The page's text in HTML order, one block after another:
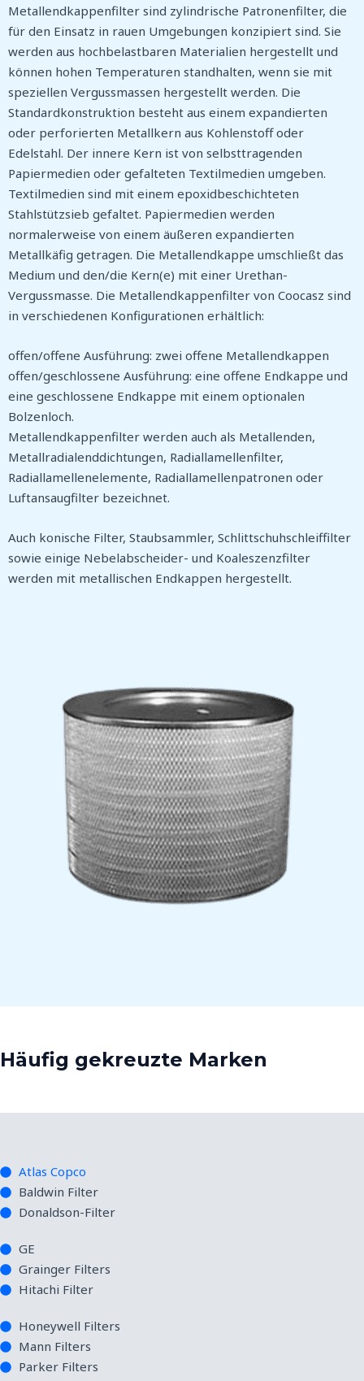
Metallendkappenfilter sind zylindrische Patronenfilter, die
für den Einsatz in rauen Umgebungen konzipiert sind. Sie
werden aus hochbelastbaren Materialien hergestellt und
können hohen Temperaturen standhalten, wenn sie mit
speziellen Vergussmassen hergestellt werden. Die
Standardkonstruktion besteht aus einem expandierten
oder perforierten Metallkern aus Kohlenstoff oder
Edelstahl. Der innere Kern ist von selbsttragenden
Papiermedien oder gefalteten Textilmedien umgeben.
Textilmedien sind mit einem epoxidbeschichteten
Stahlstützsieb gefaltet. Papiermedien werden
normalerweise von einem äußeren expandierten
Metallkäfig getragen. Die Metallendkappe umschließt das
Medium und den/die Kern(e) mit einer Urethan-
Vergussmasse. Die Metallendkappenfilter von Coocasz sind
in verschiedenen Konfigurationen erhältlich:
offen/offene Ausführung: zwei offene Metallendkappen
offen/geschlossene Ausführung: eine offene Endkappe und
eine geschlossene Endkappe mit einem optionalen
Bolzenloch.
Metallendkappenfilter werden auch als Metallenden,
Metallradialenddichtungen, Radiallamellenfilter,
Radiallamellenelemente, Radiallamellenpatronen oder
Luftansaugfilter bezeichnet.
Auch konische Filter, Staubsammler, Schlittschuhschleiffilter
sowie einige Nebelabscheider- und Koaleszenzfilter
werden mit metallischen Endkappen hergestellt.
Häufig gekreuzte Marken
Atlas Copco
Baldwin Filter
Donaldson-Filter
GE
Grainger Filters
Hitachi Filter
Honeywell Filters
Mann Filters
Parker Filters